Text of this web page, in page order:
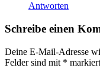
Antworten
Schreibe einen
Deine E-Mail-Adresse
Felder sind mit * markiert